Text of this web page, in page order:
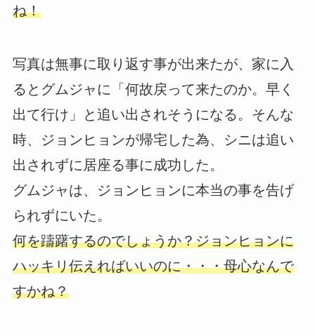
ね！
写真は無事に取り返す事が出来たが、家に入
るとグムジャに「何故戻って来たのか。早く
出て行け」と追い出されそうになる。そんな
時、ジョンヒョンが帰宅した為、シニは追い
出されずに居座る事に成功した。
グムジャは、ジョンヒョンに本当の事を告げ
られずにいた。
何を躊躇するのでしょうか？ジョンヒョンに
ハッキリ伝えればいいのに・・・母心なんで
すかね？